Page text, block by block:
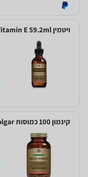
ויטמין Solgar Vitamin E 59.2ml
קינמון 100 כמוסות Solgar